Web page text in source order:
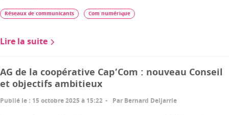
Lire la suite
Réseaux de communicants Com numérique
AG de la coopérative Cap’Com : nouveau Conseil
et objectifs ambitieux
Publié le : 15 octobre 2025 à 15:22 Par Bernard Deljarrie